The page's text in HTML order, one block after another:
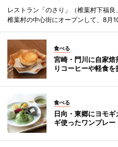
レストラン「のさり」（椎葉村下福
椎葉村の中心街にオープンして、8月
食べる
宮崎・門川に自家
りコーヒーや軽食を
食べる
日向・東郷にヨモ
ギ使ったワンプレー